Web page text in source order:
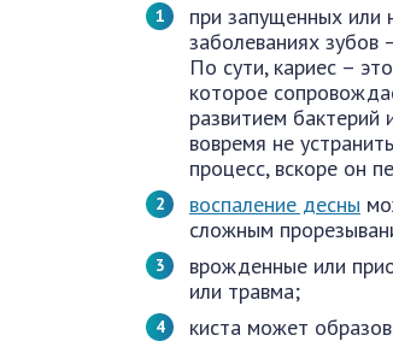
при запущенных или
заболеваниях зубов
По сути, кариес –
которое
развитием бактерий
вовремя не
процесс, вскоре он
воспаление десны
сложным
врожденные или
или травма;
киста может